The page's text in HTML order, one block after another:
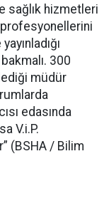
sağlık hizmetleri
300
müdür
edasında
V.i.P.
(BSHA / Bilim